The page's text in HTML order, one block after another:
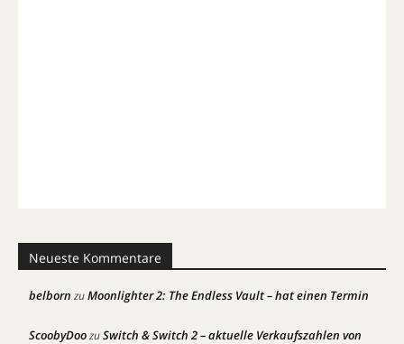
Neueste Kommentare
belborn zuMoonlighter 2: The Endless Vault – hat einen Termin
ScoobyDoozuSwitch & Switch 2 – aktuelle Verkaufszahlen von